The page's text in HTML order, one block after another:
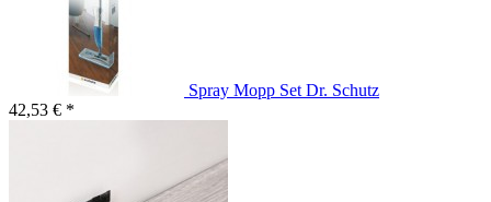
Spray Mopp Set Dr. Schutz
42,53 € *